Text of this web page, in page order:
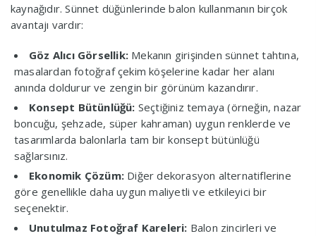
kaynağıdır. Sünnet düğünlerinde balon kullanmanın birçok
avantajı vardır:
Göz Alıcı Görsellik: Mekanın girişinden sünnet tahtına,
masalardan fotoğraf çekim köşelerine kadar her alanı
anında doldurur ve zengin bir görünüm kazandırır.
Konsept Bütünlüğü: Seçtiğiniz temaya (örneğin, nazar
boncuğu, şehzade, süper kahraman) uygun renklerde ve
tasarımlarda balonlarla tam bir konsept bütünlüğü
sağlarsınız.
Ekonomik Çözüm: Diğer dekorasyon alternatiflerine
göre genellikle daha uygun maliyetli ve etkileyici bir
seçenektir.
Unutulmaz Fotoğraf Kareleri: Balon zincirleri ve